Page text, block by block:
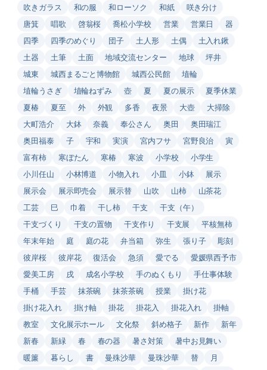
吹きガラス
和の服 和ローソク 和紙
咲き分け
唐箕
唱歌 啓翁桜 喬松小学校 営業 営業日
器
四季
四季のめぐり 団子 土人形 土偶
土入れ鍬
土器
土筆 土面 地域交流センター 地球
坪井
城東
城西まるごと博物館 城西公民館
埴輪
埴輪うさぎ
埴輪ねずみ 壺 夏 夏の展示
夏季休業
夏椿
夏至 外 外観 多香 夜景 大壺
大掃除
大町浩介
大鉢 奈義 奉公さん 奥田
奥田瑞江
奥田福泰
子 宇和 実演 宮内フサ 宮野良治
寅
富有柿
寒ぼたん 寒椿 寒波 小学校
小学生
小川任山
小林博道 小物入れ 小皿 小鉢
展示
展示会
展示即売会 展示替 山吹 山柿
山茶花
工芸
巳 巾着 干し柿 干支
干支（午）
干支づくり
干支の置物 干支作り 干支展
平核無柿
年末年始
庭 庭の花 弁当箱 弥生 張り子
彫刻
彼岸桜
彼岸花 復活会 急須 愛でる
愛媛県西予市
愛美工房
戌 成名小学校 手のぬくもり
手仕事体験
手桶
手芸 抹茶碗 抹茶茶碗 授業
掛け花
掛け花入れ
掛け軸 掛花 掛花入 掛花入れ
掛軸
教室
文化展示ホール 文化祭 斜め格子 新作
新年
新春
新緑 春 春の器 暑さ対策
暑中お見舞い
暖簾
暮らし 書 曼殊沙華 曼珠沙華 替
月